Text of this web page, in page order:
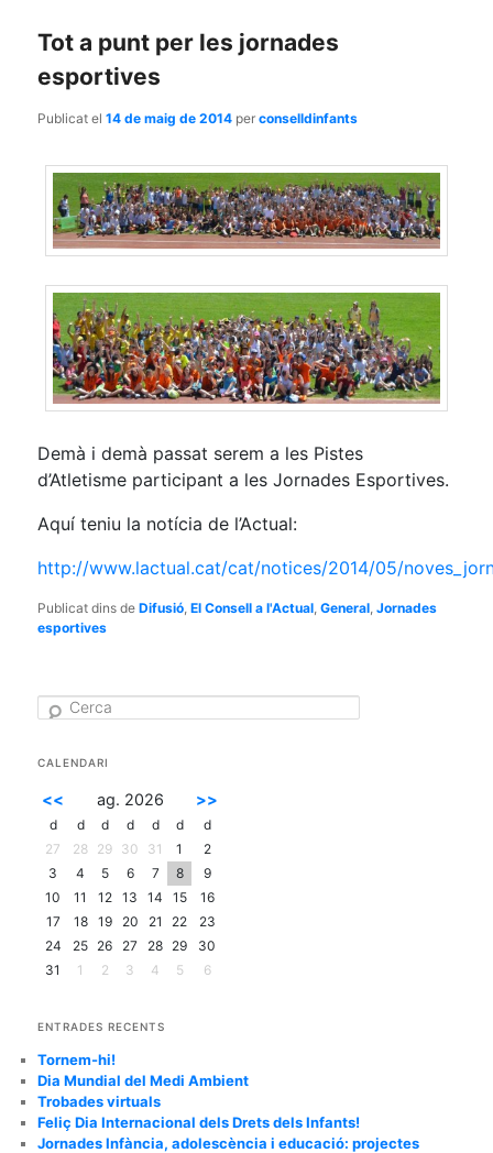
Tot a punt per les jornades
esportives
Publicat el14 de maig de 2014 perconselldinfants
Demà i demà passat serem a les Pistes
d’Atletisme participant a les Jornades Esportives.
Aquí teniu la notícia de l’Actual:
http://www.lactual.cat/cat/notices/2014/05/
Publicat dins de Difusió ,El Consell a l'Actual ,General ,Jornades
esportives
e
c
CALENDARI
<< ag. 2026 >>
d d d d d d
d
27
28 29 30 31 1
2
3
4 5 6 7 8
9
10
11 12 13 14 15
16
17
18 19 20 21 22
23
24
25 26 27 28 29
30
31
1 2 3 4 5 6
ENTRADES RECENTS
Tornem-hi!
Dia Mundial del Medi Ambient
Trobades virtuals
Feliç Dia Internacional dels Drets dels Infants!
Jornades Infància, adolescència i educació: projectes